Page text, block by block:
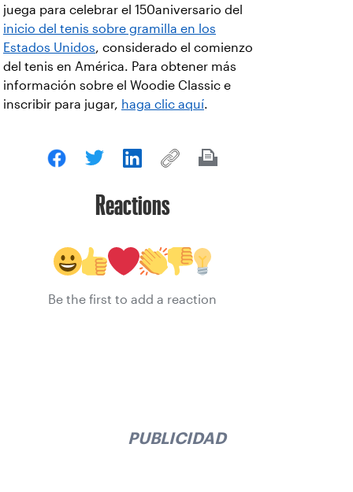
juega para celebrar el 150aniversario del
inicio del tenis sobre gramilla en los
Estados Unidos, considerado el comienzo
del tenis en América. Para obtener más
información sobre el Woodie Classic e
inscribir para jugar, haga clic aquí.
Reactions
Be the first to add a reaction
PUBLICIDAD